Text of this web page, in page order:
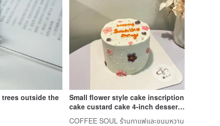
trees outside the
Small flower style cake inscription
cake custard cake 4-inch dessert
cake customized souvenir
COFFEE SOUL ร้านกาแฟและขนมหวาน